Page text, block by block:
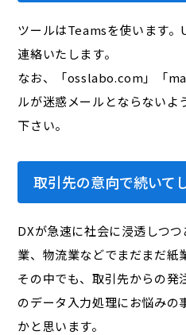
ツールはTeamsを使います
連絡いたします。
なお、「osslabo.com」「
ルが迷惑メールとならないよ
下さい。
取引先の意向で続いて
DXが急速に社会に浸透しつ
業、物流業などでまだまだ紙
その中でも、取引先からの発
のデータ入力処理にお悩みの
かと思います。